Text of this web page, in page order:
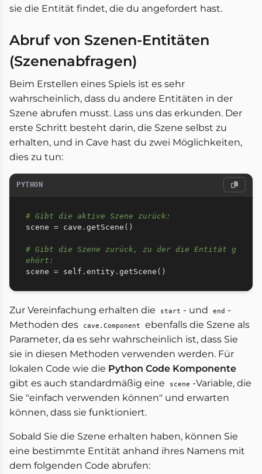
sie die Entität findet, die du angefordert hast.
Abruf von Szenen-Entitäten
(Szenenabfragen)
Beim Erstellen eines Spiels ist es sehr
wahrscheinlich, dass du andere Entitäten in der
Szene abrufen musst. Lass uns das erkunden. Der
erste Schritt besteht darin, die Szene selbst zu
erhalten, und in Cave hast du zwei Möglichkeiten,
dies zu tun:
PYTHON
# Gibt die aktive Szene zurück:
scene = cave . getScene ( )
# Gibt die Szene zurück, zu der die Entität g
ehört:
scene = self . entity . getScene ( )
Zur Vereinfachung erhalten die start - und end -
Methoden des
cave.Component
ebenfalls die Szene als
Parameter, da es sehr wahrscheinlich ist, dass Sie
sie in diesen Methoden verwenden werden. Für
lokalen Code wie die Python Code Komponente
gibt es auch standardmäßig eine
scene -Variable, die
Sie "einfach verwenden können" und erwarten
können, dass sie funktioniert.
Sobald Sie die Szene erhalten haben, können Sie
eine bestimmte Entität anhand ihres Namens mit
dem folgenden Code abrufen: